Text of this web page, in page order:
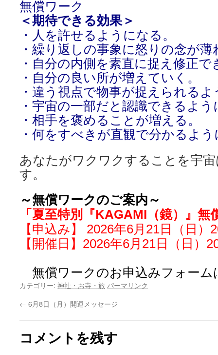
無償ワーク
＜期待できる効果＞
・人を許せるようになる。
・繰り返しの事象に怒りの念が
・自分の内側を素直に捉え修正
・自分の良い所が増えていく。
・違う視点で物事が捉えられる
・宇宙の一部だと認識できるよ
・相手を褒めることが増える。
・何をすべきが直観で分かるよ
あなたがワクワクすることを宇
す。
～無償ワークのご案内～
「夏至特別『KAGAMI（鏡）』無
【申込み】 2026年6月21日（日）
【開催日】2026年6月21日（日）
無償ワークのお申込みフォーム
カテゴリー: 神社・お寺・旅 パーマリンク
← 6月8日（月）開運メッセージ
コメントを残す